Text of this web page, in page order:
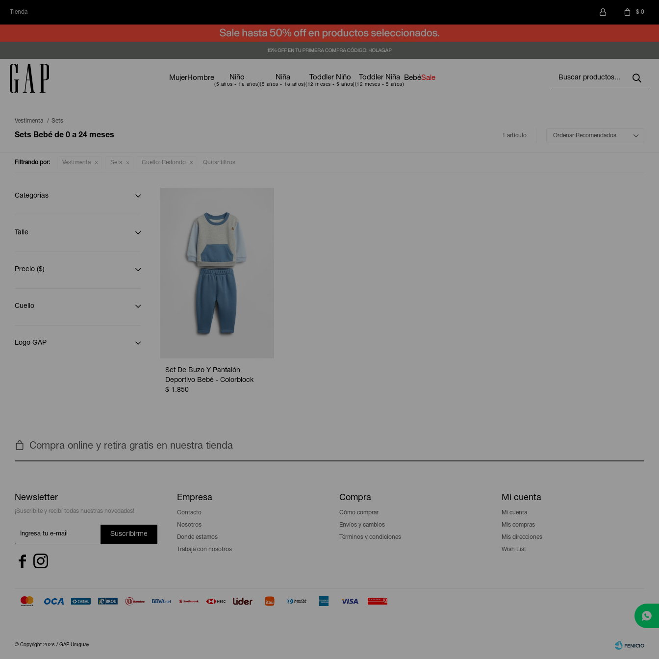
Tienda $ 0
MujerHombre Niño Niña Toddler Niño Toddler Niña BebéSale
Vestimenta Sets
Sets Bebé de 0 a 24 meses 1 artículo Recomendados
Filtrando por: Vestimenta Sets Cuello: Redondo Quitar filtros
Set De Buzo Y Pantalòn
Deportivo Bebé - Colorblock
$ 1.850
Categorías
Talle
Precio ($)
Cuello
Logo GAP
Compra online y retira gratis en nuestra tienda
Newsletter
¡Suscribite y recibí todas nuestras novedades!
Suscribirme
 
Empresa
Contacto
Nosotros
Donde estamos
Trabaja con nosotros
Compra
Cómo comprar
Envíos y cambios
Términos y condiciones
Mi cuenta
Mi cuenta
Mis compras
Mis direcciones
Wish List
© Copyright 2026 / GAP Uruguay